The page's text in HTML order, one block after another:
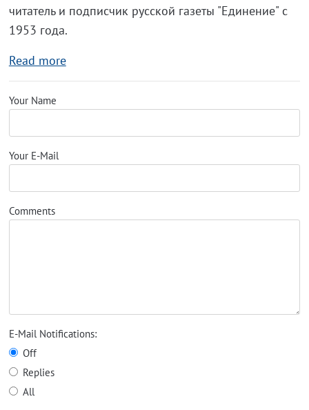
читатель и подписчик русской газеты "Единение" с
1953 года.
Read more
Your Name
Your E-Mail
Comments
E-Mail Notifications:
Off
Replies
All